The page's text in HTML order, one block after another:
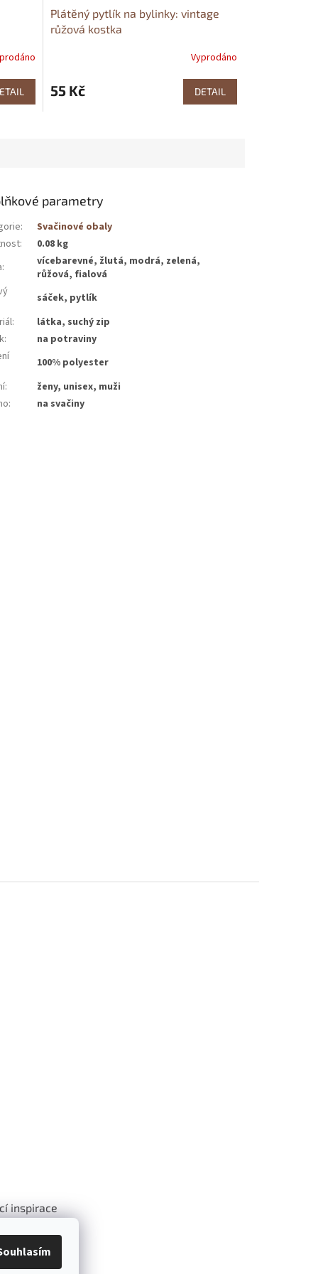
Plátěný pytlík na bylinky: vintage
růžová kostka
Vyprodáno
55 Kč DETAIL
parametry
:
Svačinové obaly
:
0.08 kg
:
vícebarevné, žlutá, modrá, zelená,
růžová, fialová
sáček, pytlík
:
látka, suchý zip
:
na potraviny
100% polyester
:
ženy, unisex, muži
: na svačiny
inspirace